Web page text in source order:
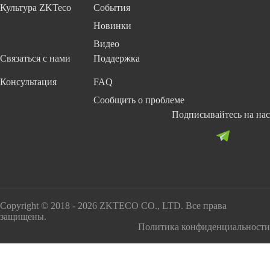
Культура ZKTeco
События
Новинки
Видео
Связаться с нами
Консультация
Поддержка
FAQ
Сообщить о проблеме
Подписывайтесь на нас
Copyright © 2018 - 2026 ZKTECO CO., LTD. Все права
защищены.
Политика конфиденциальности